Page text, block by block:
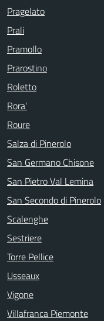
Pragelato
Prali
Pramollo
Prarostino
Roletto
Rora'
Roure
Salza di Pinerolo
San Germano Chisone
San Pietro Val Lemina
San Secondo di Pinerolo
Scalenghe
Sestriere
Torre Pellice
Usseaux
Vigone
Villafranca Piemonte